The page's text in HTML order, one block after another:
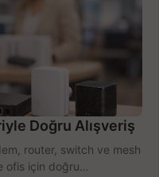
Doğru Alışveriş
router, switch ve mesh
ofis için doğru